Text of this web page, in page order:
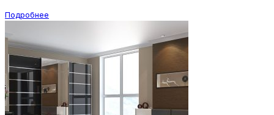
Подробнее